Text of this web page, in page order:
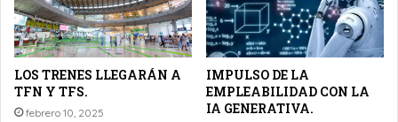
LOS TRENES LLEGARÁN A
TFN Y TFS.
febrero 10, 2025
IMPULSO DE LA
EMPLEABILIDAD CON LA
IA GENERATIVA.